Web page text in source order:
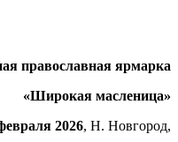
православная ярмарка
«Широкая масленица»
2026, Н. Новгород,